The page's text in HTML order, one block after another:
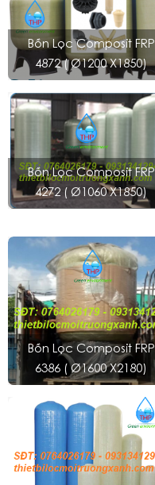
Bồn Lọc Composit FRP
4872 ( Ø1200 X1850)
Bồn Lọc Composit FRP
4272 ( Ø1060 X1850)
Bồn Lọc Composit FRP
6386 ( Ø1600 X2180)